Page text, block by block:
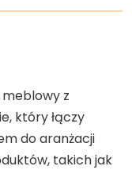
z
który łączy
do aranżacji
takich jak